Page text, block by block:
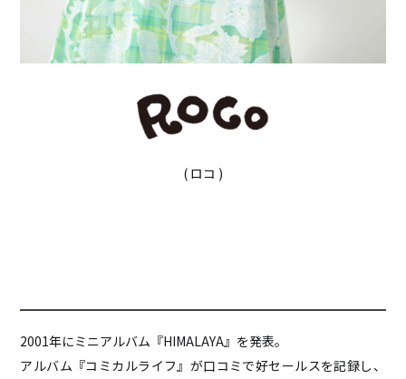
( ロコ )
2001年にミニアルバム『HIMALAYA』を発表。
アルバム『コミカルライフ』が口コミで好セールスを記録し、